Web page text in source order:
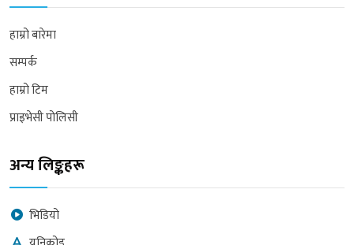
हाम्रो बारेमा
सम्पर्क
हाम्रो टिम
प्राइभेसी पोलिसी
अन्य लिङ्कहरू
भिडियो